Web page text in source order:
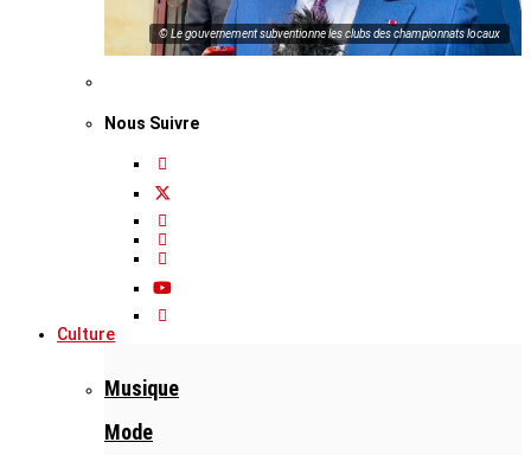
© Le gouvernement subventionne les clubs des championnats locaux
Nous Suivre
Culture
Musique
Mode